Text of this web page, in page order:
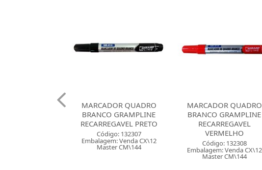
MARCADOR QUADRO
BRANCO GRAMPLINE
RECARREGAVEL
VERMELHO
Código: 132308
Embalagem: Venda CX\12
MARCADOR QUADRO
BRANCO GRAMPLINE
QB550 COM REFIL AZUL
Código: 132309
Embalagem: Venda CX\10
Master CX\10